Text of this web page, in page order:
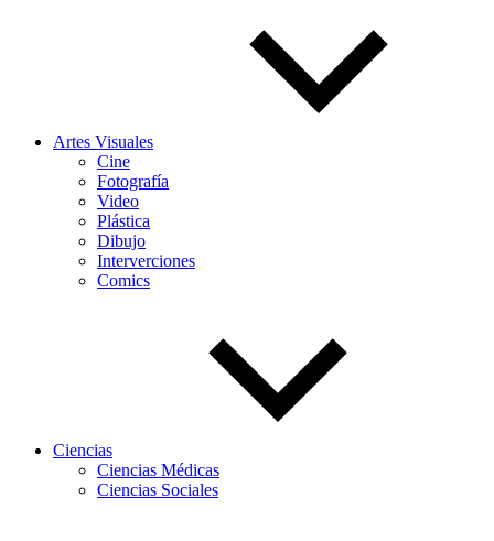
Artes Visuales
Cine
Fotografía
Video
Plástica
Dibujo
Interverciones
Comics
Ciencias
Ciencias Médicas
Ciencias Sociales